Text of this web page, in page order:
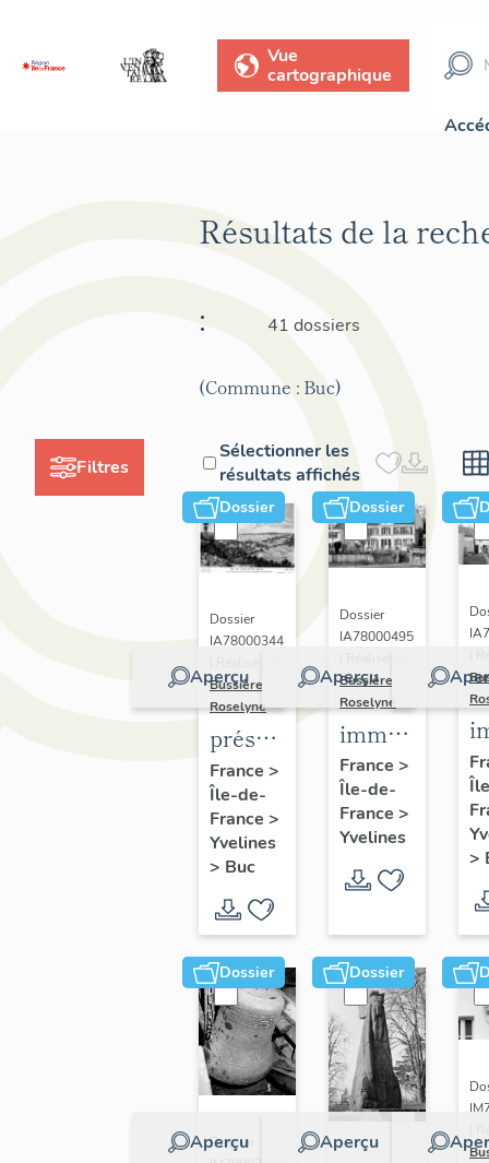
Vue
cartographique
Filtres
Résultats de la
:
41 dossiers
(Commune : Buc)
Sélectionner les
résultats affichés
Dossier
Aperçu
Dossier
IA78000344
Bussière
Roselyne
présentation
de la
commune
de Buc
France >
Île-de-
France >
Yvelines
> Buc
Dossier
Aperçu
Dossier
IA78000495
Bussière
Roselyne
immeubles,
maisons,
fermes
France >
Île-de-
France >
Yvelines
>
Dossier
Aperçu
Dossier
Dossier
Aperçu